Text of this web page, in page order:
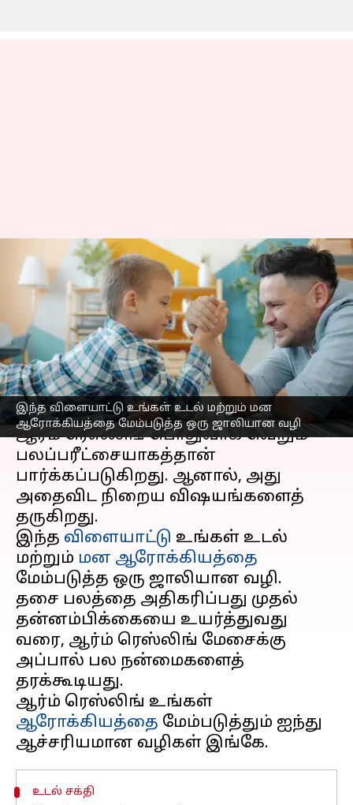
இந்த விளையாட்டு உங்கள் உடல் மற்றும் மன
ஆரோக்கியத்தை மேம்படுத்த ஒரு ஜாலியான வழி
ஆர்ம் ரெஸ்லிங் வெறும்
விளையாட்டு மட்டுமல்ல:
ஏன் என்று இங்கே
பார்க்கலாம்
எழுதியவர் Venkatalakshmi V Apr 23, 2026 07:38 pm
செய்தி முன்னோட்டம்
ஆர்ம் ரெஸ்லிங் பொதுவாக வெறும்
பலப்பரீட்சையாகத்தான்
பார்க்கப்படுகிறது. ஆனால், அது
அதைவிட நிறைய விஷயங்களைத்
தருகிறது.
இந்த விளையாட்டு உங்கள் உடல்
மற்றும் மன ஆரோக்கியத்தை
மேம்படுத்த ஒரு ஜாலியான வழி.
தசை பலத்தை அதிகரிப்பது முதல்
தன்னம்பிக்கையை உயர்த்துவது
வரை, ஆர்ம் ரெஸ்லிங் மேசைக்கு
அப்பால் பல நன்மைகளைத்
தரக்கூடியது.
ஆர்ம் ரெஸ்லிங் உங்கள்
ஆரோக்கியத்தை மேம்படுத்தும் ஐந்து
உடல் சக்தி